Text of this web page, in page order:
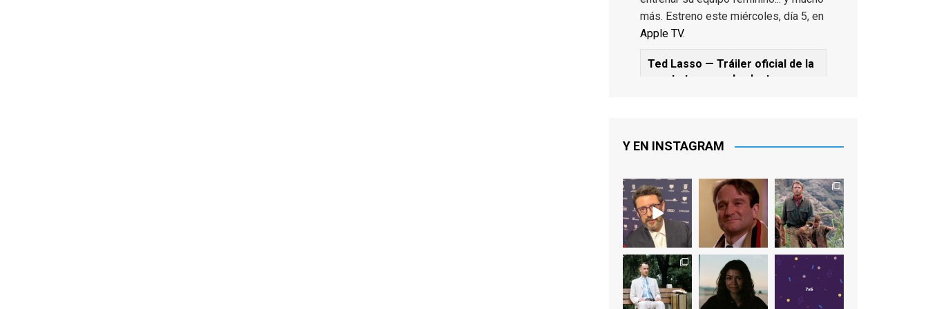
más. Estreno este miércoles, día 5, en
Apple TV.
Ted Lasso — Tráiler oficial de la
cuarta temporada: Juntos
View on Facebook · Share
EnClave de Cine
1 week ago
Sobrecogidos por la noticia de la
muerte de Manolo Solo, camaleónico
actor andaluz que nos ha brindado
Y EN INSTAGRAM